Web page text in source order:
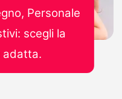
Personale
scegli la
adatta.